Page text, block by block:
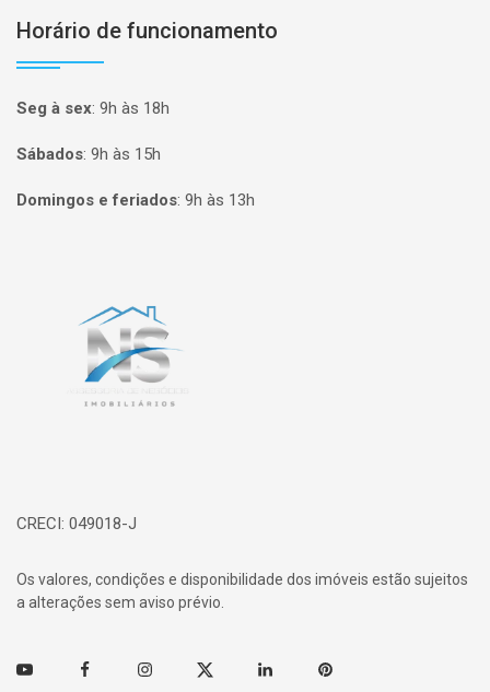
Horário de funcionamento
Seg à sex: 9h às 18h
Sábados: 9h às 15h
Domingos e feriados: 9h às 13h
CRECI: 049018-J
Os valores, condições e disponibilidade dos imóveis estão sujeitos
a alterações sem aviso prévio.
Youtube FacebookInstagramTwitter Linkedin Pinterest